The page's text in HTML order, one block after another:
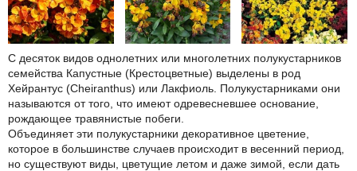
С десяток видов однолетних или многолетних полукустарников
семейства Капустные (Крестоцветные) выделены в род
Хейрантус (Cheiranthus) или Лакфиоль. Полукустарниками они
называются от того, что имеют одревесневшее основание,
рождающее травянистые побеги.
Объединяет эти полукустарники декоративное цветение,
которое в большинстве случаев происходит в весенний период,
но существуют виды, цветущие летом и даже зимой, если дать